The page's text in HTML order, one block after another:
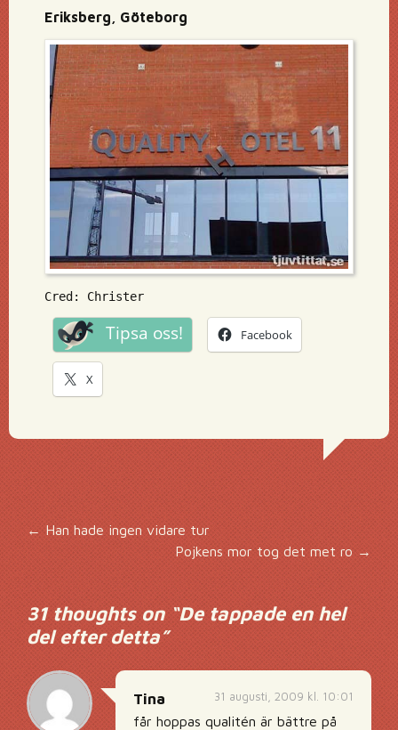
Eriksberg, Göteborg
Cred: Christer
Tipsa oss! Facebook
X
Inläggsnavigering
←Han hade ingen vidare tur
Pojkens mor tog det met ro →
31 thoughts on “De tappade en hel
del efter detta”
31 augusti, 2009 kl. 10:01
Tina
får hoppas qualitén är bättre på